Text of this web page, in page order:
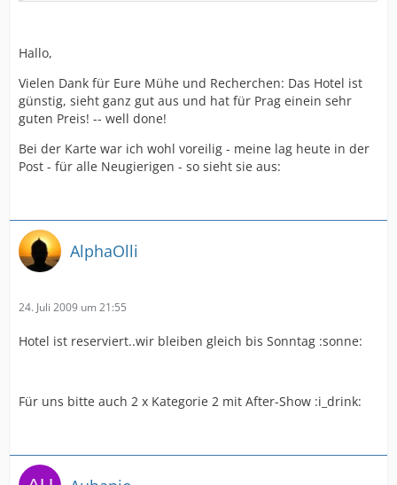
Hallo,
Vielen Dank für Eure Mühe und Recherchen: Das Hotel ist
günstig, sieht ganz gut aus und hat für Prag einein sehr
guten Preis! -- well done!
Bei der Karte war ich wohl voreilig - meine lag heute in der
Post - für alle Neugierigen - so sieht sie aus:
AlphaOlli
24. Juli 2009 um 21:55
Hotel ist reserviert..wir bleiben gleich bis Sonntag :sonne:
Für uns bitte auch 2 x Kategorie 2 mit After-Show :i_drink: